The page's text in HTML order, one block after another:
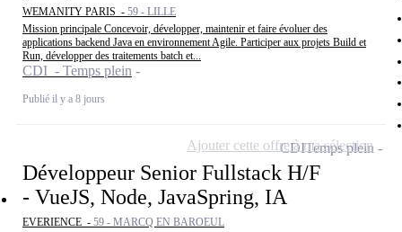
WEMANITY PARIS - 59 - LILLE
Mission principale Concevoir, développer, maintenir et faire évoluer des
applications backend Java en environnement Agile. Participer aux projets Build et
Run, développer des traitements batch et...
CDI - Temps plein
Publié il y a 8 jours
Développeur Senior Fullstack H/F
- VueJS, Node, JavaSpring, IA
EVERIENCE - 59 - MARCQ EN BAROEUL
CDITemps plein
Ajouter cette offre à ma sélection